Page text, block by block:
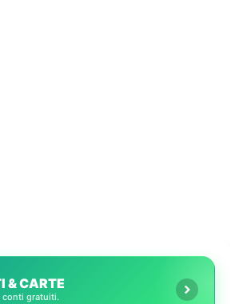
& CARTE
conti gratuiti.